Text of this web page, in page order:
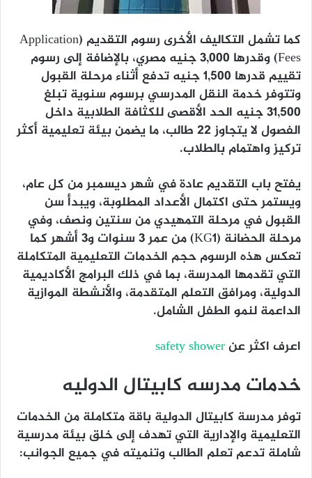
كما تشمل التكاليف الأخرى رسوم التقديم (Application
Fees) وقدرها 3,000 جنيه مصري، بالإضافة إلى رسوم
تقييم قدرها 1,500 جنيه تدفع أثناء مرحلة القبول
وتتوفر خدمة النقل المدرسي برسوم سنوية تبلغ
31,500 جنيه الحد الأقصى للكثافة الطلابية داخل
الفصول لا يتجاوز 22 طالب، ما يضمن بيئة تعليمية أكثر
تركيز واهتمام بالطلاب.
يفتح باب التقديم عادة في شهر ديسمبر من كل عام،
ويستمر حتى اكتمال الأعداد المطلوبة، ويبدأ سن
القبول في مرحلة التمهيدي من سنتين ونصف، وفي
مرحلة الحضانة (KG1) من عمر 3 سنوات و3 أشهر كما
تعكس هذه الرسوم حجم الخدمات التعليمية المتكاملة
التي تقدمها المدرسة، بما في ذلك البرامج الأكاديمية
الدولية، ومرافق التعلم المتقدمة، والأنشطة الموازية
الداعمة لنمو الطفل الشامل.
اعرف اكثر عنsafety shower
خدمات مدرسه كابيتال الدوليه
توفر مدرسة كابيتال الدولية باقة متكاملة من الخدمات
التعليمية والإدارية التي تهدف إلى خلق بيئة مدرسية
شاملة تدعم تعلم الطالب وتنميته في جميع الجوانب: